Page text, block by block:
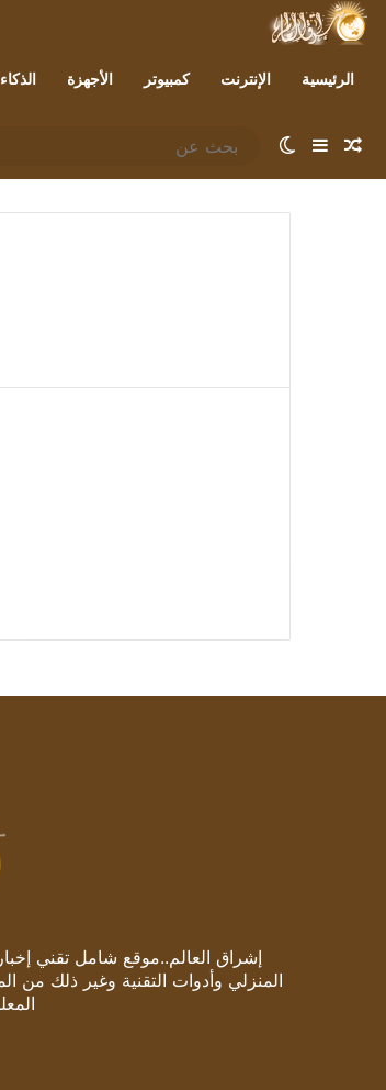
الرئيسية الإنترنت كمبيوتر الأجهزة
مقال عشوائي
إضافة عمود جانبي
الوضع المظلم
إشراق العالم..موقع شامل تقني
المنزلي وأدوات التقنية وغير ذلك من